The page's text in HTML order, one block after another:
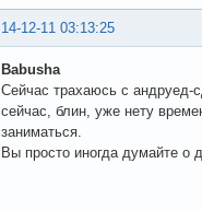
14-12-11 03:13:25
Babusha
Сейчас трахаюсь с андруед-
сейчас, блин, уже нету
заниматься.
Вы просто иногда думайте о